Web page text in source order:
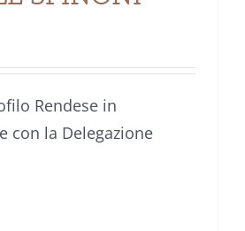
Rendese in
con la Delegazione